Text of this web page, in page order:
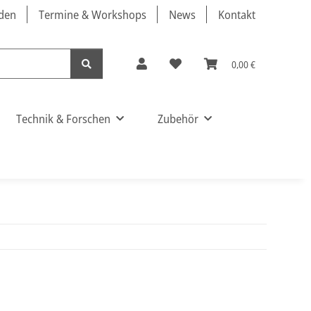
Termine & Workshops News Kontakt
0,00 €
Technik & Forschen Zubehör